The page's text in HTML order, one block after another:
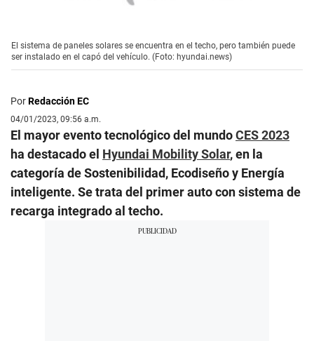
El sistema de paneles solares se encuentra en el techo, pero también puede
ser instalado en el capó del vehículo. (Foto: hyundai.news)
PorRedacción EC
04/01/2023, 09:56 a.m.
El mayor evento tecnológico del mundoCES 2023
ha destacado el Hyundai Mobility Solar, en la
categoría de Sostenibilidad, Ecodiseño y Energía
inteligente. Se trata del primer auto con sistema de
recarga integrado al techo.